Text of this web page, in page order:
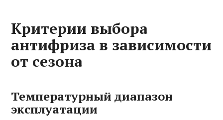
Критерии выбора
антифриза в зависимости
от сезона
Температурный диапазон
эксплуатации